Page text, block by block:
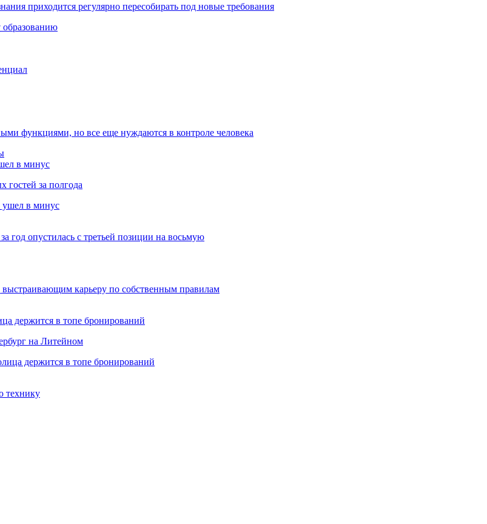
приходится регулярно пересобирать под новые требования
функциями, но все еще нуждаются в контроле человека
в минус
гостей за полгода
год опустилась с третьей позиции на восьмую
карьеру по собственным правилам
держится в топе бронирований
на Литейном
технику